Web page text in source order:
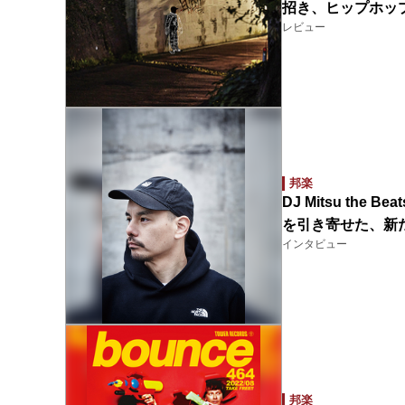
招き、ヒップホッ
レビュー
邦楽
DJ Mitsu the
を引き寄せた、新
インタビュー
邦楽